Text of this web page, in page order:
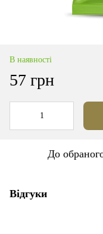
В наявності
57 грн
До
Відгуки